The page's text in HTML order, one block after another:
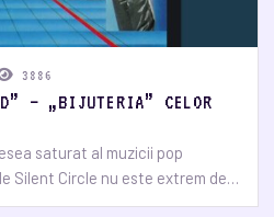
3886
– „BIJUTERIA” CELOR
saturat al muzicii pop
Silent Circle nu este extrem de…